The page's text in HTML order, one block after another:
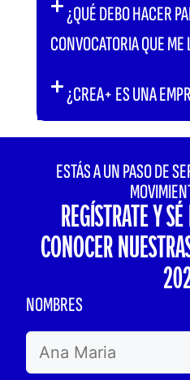
¿QUÉ DEBO HACER
CONVOCATORIA QUE ME
¿CREA+ ES UNA
ESTÁS A UN PASO DE
REGÍSTRATEY
CONOCER
NOMBRES